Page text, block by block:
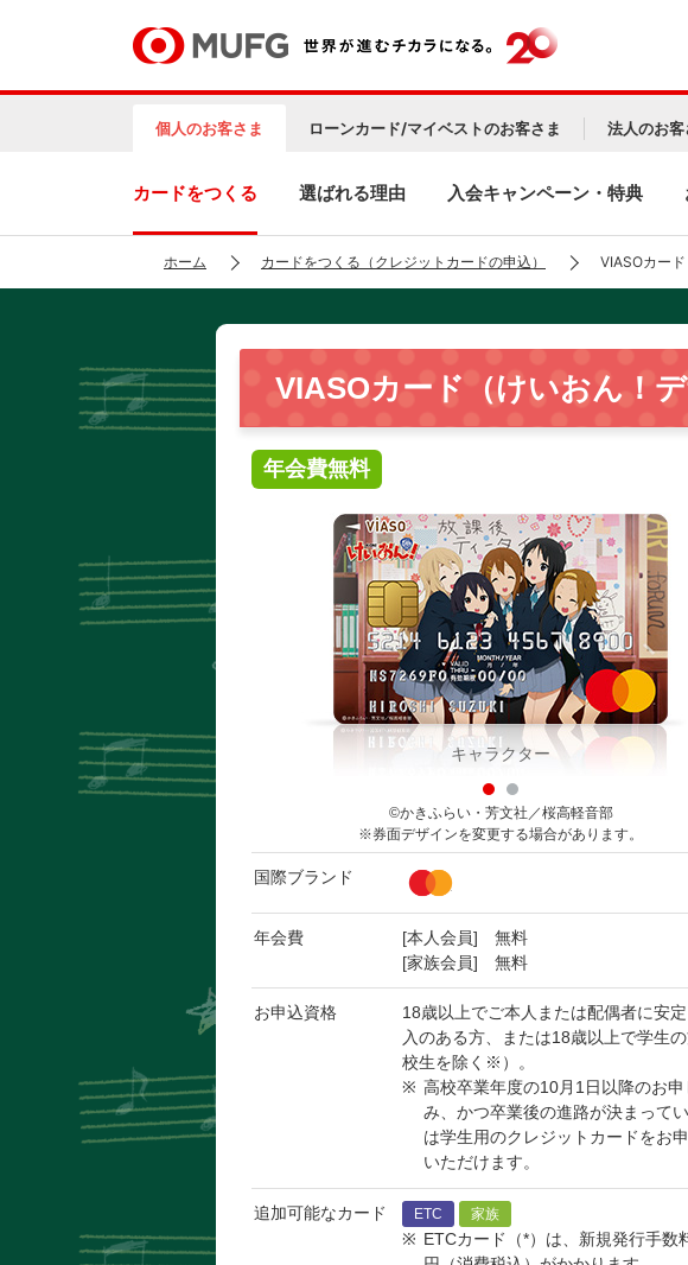
個人のお客さま ローンカード/マイベストのお客さま 法人のお客
カードをつくる 選ばれる理由 入会キャンペーン・特典
ホーム カードをつくる（クレジットカードの申込） VIASOカード
VIASOカード（けいおん！デ
年会費無料
キャラクター
©かきふらい・芳文社／桜高軽音部
※券面デザインを変更する場合があります。
国際ブランド
年会費
[本人会員] 無料
[家族会員] 無料
お申込資格
18歳以上でご本人または配偶者に安
入のある方、または18歳以上で学生
校生を除く※）。
高校卒業年度の10月1日以降のお申
み、かつ卒業後の進路が決まって
は学生用のクレジットカードをお
いただけます。
追加可能なカード ETC 家族
ETCカード（*）は、新規発行手数